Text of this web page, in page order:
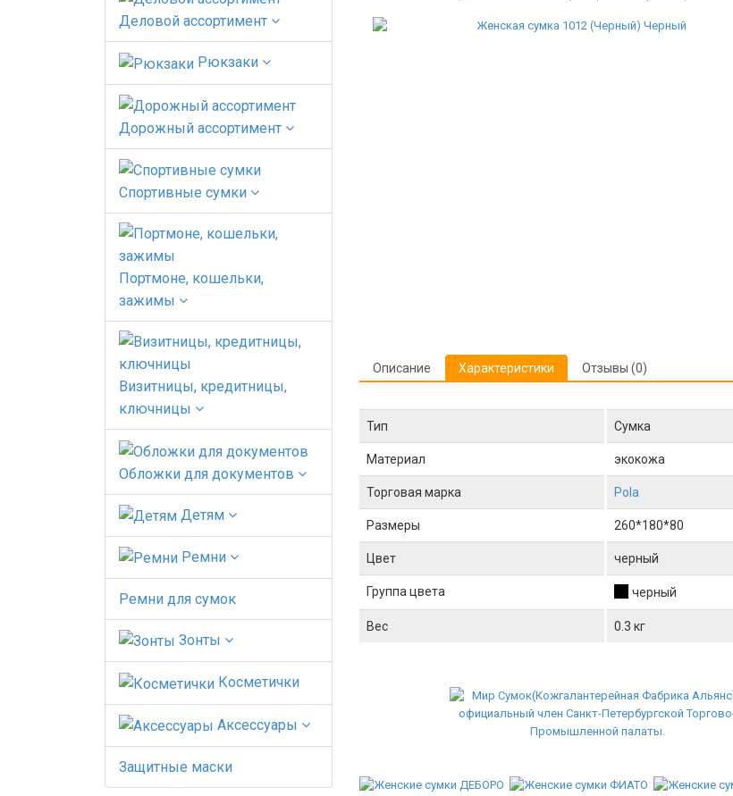
Деловой ассортимент
Рюкзаки
Дорожный ассортимент
Спортивные сумки
Портмоне, кошельки,
зажимы
Визитницы, кредитницы,
ключницы
Обложки для документов
Детям
Ремни
Ремни для сумок
Зонты
Косметички
Аксессуары
Защитные маски
Описание Характеристики Отзывы (0)
Тип Сумка
Материал экокожа
Торговая марка Pola
Размеры 260*180*80
Цвет черный
Группа цвета черный
Вес 0.3 кг